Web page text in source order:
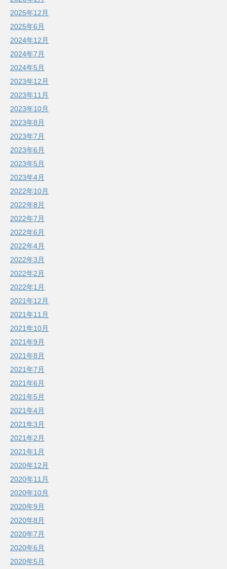
2025年12月
2025年6月
2024年12月
2024年7月
2024年5月
2023年12月
2023年11月
2023年10月
2023年8月
2023年7月
2023年6月
2023年5月
2023年4月
2022年10月
2022年8月
2022年7月
2022年6月
2022年4月
2022年3月
2022年2月
2022年1月
2021年12月
2021年11月
2021年10月
2021年9月
2021年8月
2021年7月
2021年6月
2021年5月
2021年4月
2021年3月
2021年2月
2021年1月
2020年12月
2020年11月
2020年10月
2020年9月
2020年8月
2020年7月
2020年6月
2020年5月